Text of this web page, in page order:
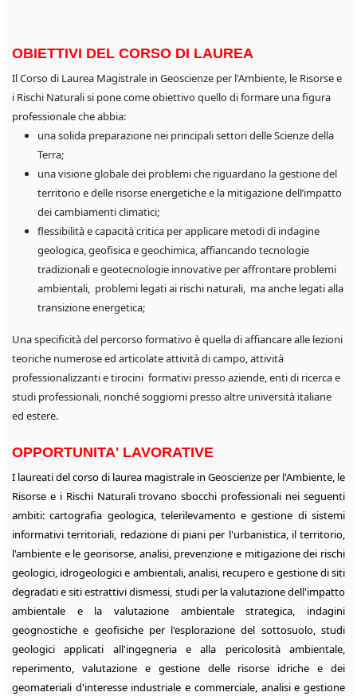
OBIETTIVI DEL CORSO DI LAUREA
Il Corso di Laurea Magistrale in Geoscienze per l'Ambiente, le Risorse e
i Rischi Naturali si pone come obiettivo quello di formare una figura
professionale che abbia:
una solida preparazione nei principali settori delle Scienze della
Terra;
una visione globale dei problemi che riguardano la gestione del
territorio e delle risorse energetiche e la mitigazione dell’impatto
dei cambiamenti climatici;
flessibilità e capacità critica per applicare metodi di indagine
geologica, geofisica e geochimica, affiancando tecnologie
tradizionali e geotecnologie innovative per affrontare problemi
ambientali, problemi legati ai rischi naturali, ma anche legati alla
transizione energetica;
Una specificità del percorso formativo è quella di affiancare alle lezioni
teoriche numerose ed articolate attività di campo, attività
professionalizzanti e tirocini formativi presso aziende, enti di ricerca e
studi professionali, nonché soggiorni presso altre università italiane
ed estere.
OPPORTUNITA' LAVORATIVE
I laureati del corso di laurea magistrale in Geoscienze per l'Ambiente, le
Risorse e i Rischi Naturali trovano sbocchi professionali nei seguenti
ambiti: cartografia geologica, telerilevamento e gestione di sistemi
informativi territoriali, redazione di piani per l'urbanistica, il territorio,
l'ambiente e le georisorse, analisi, prevenzione e mitigazione dei rischi
geologici, idrogeologici e ambientali, analisi, recupero e gestione di siti
degradati e siti estrattivi dismessi, studi per la valutazione dell'impatto
ambientale e la valutazione ambientale strategica, indagini
geognostiche e geofisiche per l'esplorazione del sottosuolo, studi
geologici applicati all'ingegneria e alla pericolosità ambientale,
reperimento, valutazione e gestione delle risorse idriche e dei
geomateriali d'interesse industriale e commerciale, analisi e gestione